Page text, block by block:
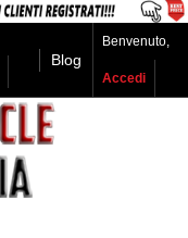
Blog
Benvenuto,
Accedi